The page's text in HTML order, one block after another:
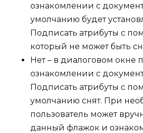
ознакомлении с
умолчанию будет
Подписать атрибуты с
который не может быть
Нет– в диалоговом окне
ознакомлении с
Подписать атрибуты с
умолчанию снят. При
пользователь может
данный флажок и